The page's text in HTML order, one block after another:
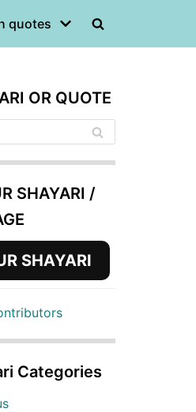
quotes
OR QUOTE
SHAYARI /
SHAYARI
Categories